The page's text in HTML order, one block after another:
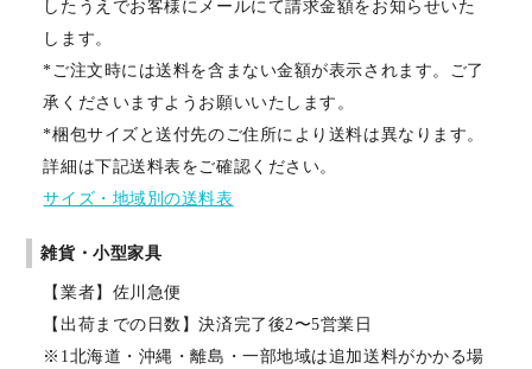
したうえでお客様にメールにて請求金額をお知らせいた
します。
*ご注文時には送料を含まない金額が表示されます。ご了
承くださいますようお願いいたします。
*梱包サイズと送付先のご住所により送料は異なります。
詳細は下記送料表をご確認ください。
サイズ・地域別の送料表
雑貨・小型家具
【業者】佐川急便
【出荷までの日数】決済完了後2〜5営業日
※1北海道・沖縄・離島・一部地域は追加送料がかかる場